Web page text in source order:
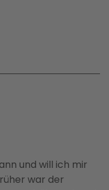
und will ich mir
war der